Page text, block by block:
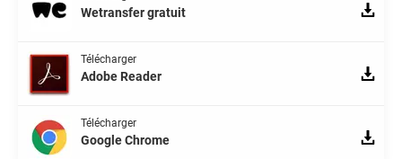
Wetransfer gratuit
Télécharger
Adobe Reader
Télécharger
Google Chrome